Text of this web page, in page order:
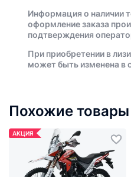
Информация о наличии
оформление заказа
подтверждения
При приобретении в
может быть изменена в
Похожие товары
АКЦИЯ